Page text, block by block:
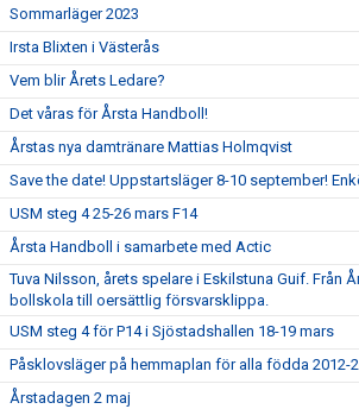
Sommarläger 2023
Irsta Blixten i Västerås
Vem blir Årets Ledare?
Det våras för Årsta Handboll!
Årstas nya damtränare Mattias Holmqvist
Save the date! Uppstartsläger 8-10 september!
USM steg 4 25-26 mars F14
Årsta Handboll i samarbete med Actic
Tuva Nilsson, årets spelare i Eskilstuna Guif. Från
bollskola till oersättlig försvarsklippa.
USM steg 4 för P14 i Sjöstadshallen 18-19 mars
Påsklovsläger på hemmaplan för alla födda 2012-
Årstadagen 2 maj